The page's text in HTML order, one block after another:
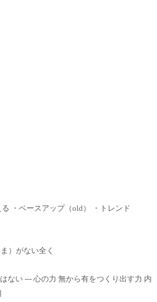
・ベースアップ（old） ・トレンド
）がない全く
ない --- 心の力 無から有をつくり出す力 内